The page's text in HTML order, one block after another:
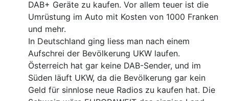
DAB+ Geräte zu kaufen. Vor allem teuer ist die
Umrüstung im Auto mit Kosten von 1000 Franken
und mehr.
In Deutschland ging liess man nach einem
Aufschrei der Bevölkerung UKW laufen.
Österreich hat gar keine DAB-Sender, und im
Süden läuft UKW, da die Bevölkerung gar kein
Geld für sinnlose neue Radios zu kaufen hat. Die